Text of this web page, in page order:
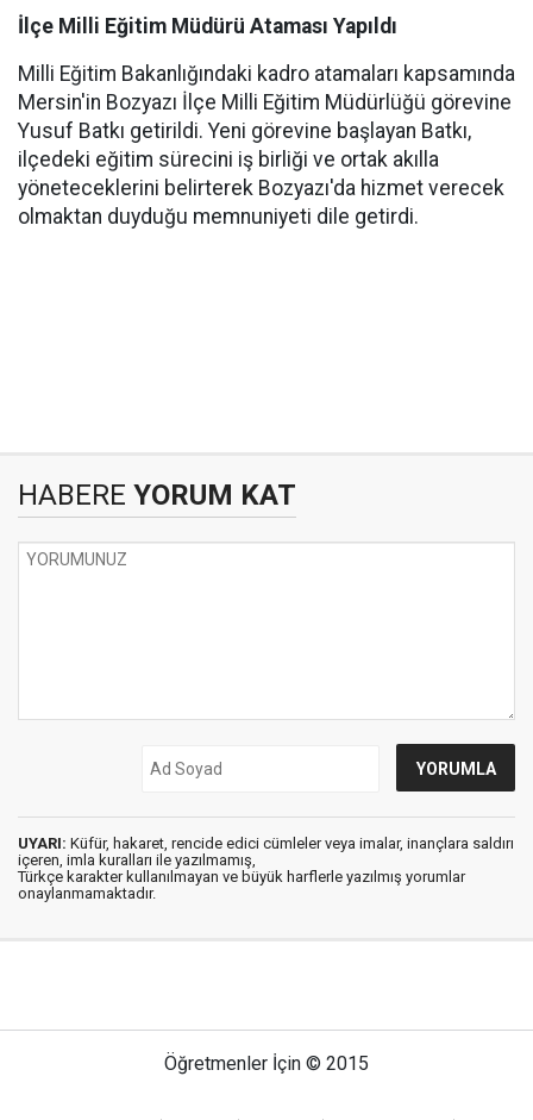
İlçe Milli Eğitim Müdürü Ataması Yapıldı
Milli Eğitim Bakanlığındaki kadro atamaları kapsamında
Mersin'in Bozyazı İlçe Milli Eğitim Müdürlüğü görevine
Yusuf Batkı getirildi. Yeni görevine başlayan Batkı,
ilçedeki eğitim sürecini iş birliği ve ortak akılla
yöneteceklerini belirterek Bozyazı'da hizmet verecek
olmaktan duyduğu memnuniyeti dile getirdi.
HABERE YORUM KAT
UYARI: Küfür, hakaret, rencide edici cümleler veya imalar, inançlara saldırı
içeren, imla kuralları ile yazılmamış,
Türkçe karakter kullanılmayan ve büyük harflerle yazılmış yorumlar
onaylanmamaktadır.
Öğretmenler İçin © 2015